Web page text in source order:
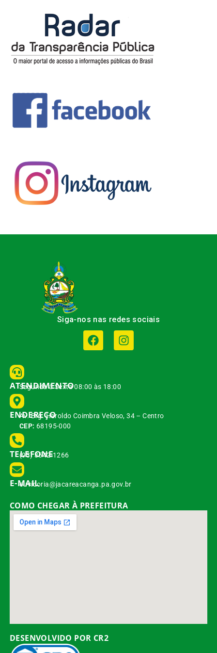
Siga-nos nas redes sociais
ATENDIMENTO
Segunda à Sexta 08:00 às 18:00
ENDEREÇO
Av. Brg. Haroldo Coimbra Veloso, 34 – Centro
CEP: 68195-000
TELEFONE
(93) 3542-1266
E-MAIL
ouvidoria@jacareacanga.pa.gov.br
COMO CHEGAR À PREFEITURA
DESENVOLVIDO POR CR2